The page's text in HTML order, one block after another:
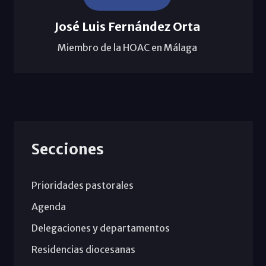
José Luis Fernández Orta
Miembro de la HOAC en Málaga
Secciones
Prioridades pastorales
Agenda
Delegaciones y departamentos
Residencias diocesanas